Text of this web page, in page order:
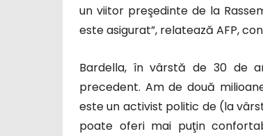
un viitor preşedinte de la
este asigurat”, relatează AFP,
Bardella, în vârstă de 30 de
precedent. Am de două
este un activist politic de (la
poate oferi mai puţin